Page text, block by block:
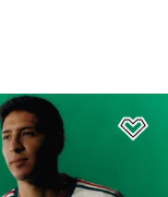
přání